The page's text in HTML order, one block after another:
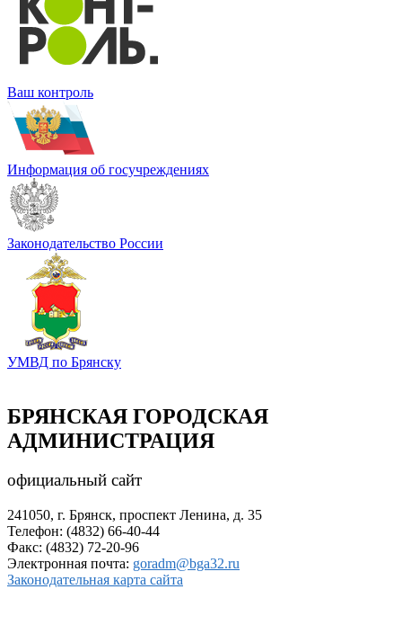
Ваш контроль
Информация об госучреждениях
Законодательство России
УМВД по Брянску
БРЯНСКАЯ ГОРОДСКАЯ
АДМИНИСТРАЦИЯ
официальный сайт
241050, г. Брянск, проспект Ленина, д. 35
Телефон: (4832) 66-40-44
Факс: (4832) 72-20-96
Электронная почта: goradm@bga32.ru
Законодательная карта сайта